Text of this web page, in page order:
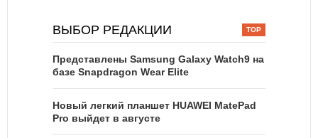
ВЫБОР РЕДАКЦИИ
Представлены Samsung Galaxy Watch9 на
базе Snapdragon Wear Elite
Новый легкий планшет HUAWEI MatePad
Pro выйдет в августе